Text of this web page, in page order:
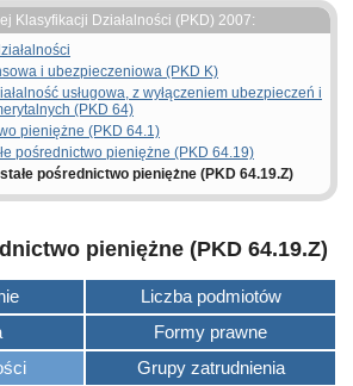
Klasyfikacji Działalności (PKD) 2007:
i ubezpieczeniowa (PKD K)
usługowa, z wyłączeniem ubezpieczeń i
(PKD 64)
pieniężne (PKD 64.1)
pośrednictwo pieniężne (PKD 64.19)
pośrednictwo pieniężne (PKD 64.19.Z)
pieniężne (PKD 64.19.Z)
Liczba podmiotów
Formy prawne
Grupy zatrudnienia